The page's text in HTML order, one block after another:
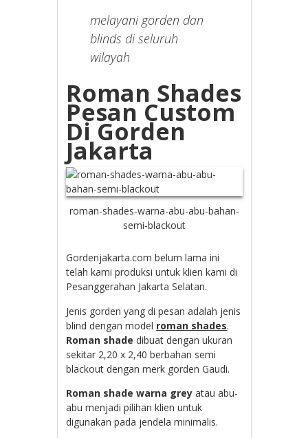
melayani gorden dan
blinds di seluruh
wilayah
Roman Shades
Pesan Custom
Di Gorden
Jakarta
roman-shades-warna-abu-abu-bahan-
semi-blackout
Gordenjakarta.com belum lama ini
telah kami produksi untuk klien kami di
Pesanggerahan Jakarta Selatan.
Jenis gorden yang di pesan adalah jenis
blind dengan model roman shades.
Roman shade dibuat dengan ukuran
sekitar 2,20 x 2,40 berbahan semi
blackout dengan merk gorden Gaudi.
Roman shade warna grey atau abu-
abu menjadi pilihan klien untuk
digunakan pada jendela minimalis.